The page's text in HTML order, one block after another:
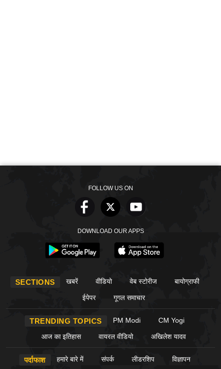
FOLLOW US ON
DOWNLOAD OUR APPS
SECTIONS खबरें वीडियो वेब स्टोरीज बायोग्राफी
ईपेपर गूगल समाचार
TRENDING TOPICS PM Modi CM Yogi
आज का इतिहास वायरल वीडियो अखिलेश यादव
पर्दाफाश हमारे बारे में संपर्क लीडरशिप विज्ञापन